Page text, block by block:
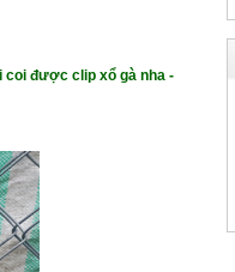
coi được clip xổ gà nha -